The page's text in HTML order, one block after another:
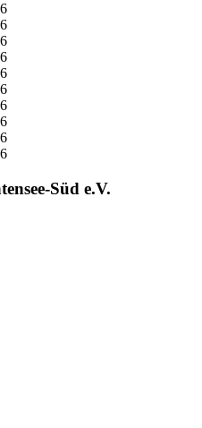
Süd e.V.